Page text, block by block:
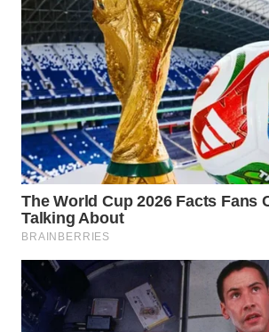
WN
BEKASI
WN
BOGOR
WN
DEPOK
WN
TAPANULI
UTARA
WN
SAMOSIR